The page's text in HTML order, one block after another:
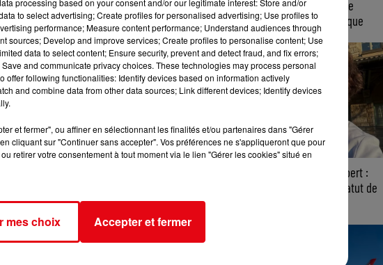
justice après une
chanson polémique
Affaire Jean Imbert :
placé sous le statut de
processing based on your consent and/or our legitimate interest: Store and/or
to select advertising; Create profiles for personalised advertising; Use profiles to
performance; Measure content performance; Understand audiences through
sources; Develop and improve services; Create profiles to personalise content; Use
data to select content; Ensure security, prevent and detect fraud, and fix errors;
and communicate privacy choices. These technologies may process personal
offer following functionalities: Identify devices based on information actively
and combine data from other data sources; Link different devices; Identify devices
et fermer", ou affiner en sélectionnant les finalités et/ou partenaires dans "Gérer
cliquant sur "Continuer sans accepter". Vos préférences ne s'appliqueront que pour
retirer votre consentement à tout moment via le lien "Gérer les cookies" situé en
mes choix Accepter et fermer